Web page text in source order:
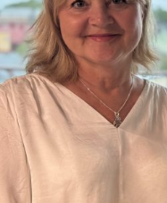
Språk